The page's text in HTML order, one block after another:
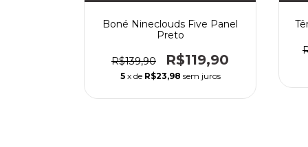
Boné Nineclouds Five Panel
Preto
R$139,90 R$119,90
5 x de R$23,98 sem juros